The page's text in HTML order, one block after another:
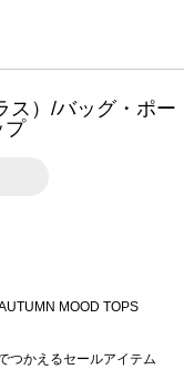
ス）/バッグ・ポー
プ